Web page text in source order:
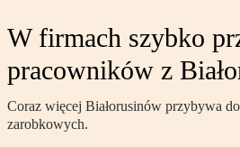
W firmach szybko
pracowników z
Coraz więcej Białorusinów przybywa
zarobkowych.